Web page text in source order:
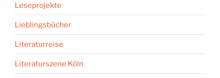
Leseprojekte
Lieblingsbücher
Literaturreise
Literaturszene Köln